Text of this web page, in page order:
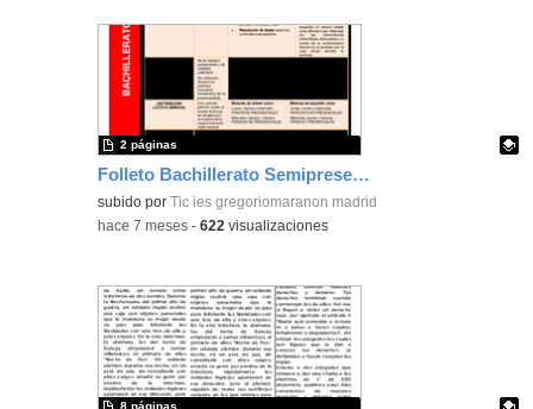
Folleto Bachillerato Semipresencial
Contenido educativo.
subido porTic ies gregoriomaranon madrid
2 páginas
-hace 7 meses -622 visualizaciones
8 páginas